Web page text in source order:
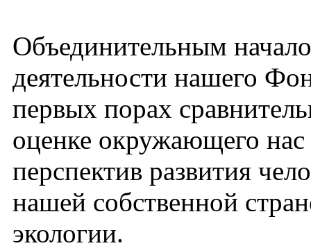
Объединительным
деятельности нашего
первых порах
оценке окружающего
перспектив развития
нашей собственной
экологии.